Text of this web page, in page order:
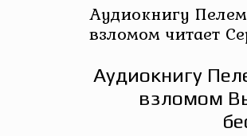
Аудиокнигу
взломом читает
Аудиокнигу
взломом